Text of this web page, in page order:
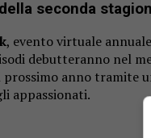
seconda
, evento virtuale
debutteranno nel
anno tramite
appassionati.